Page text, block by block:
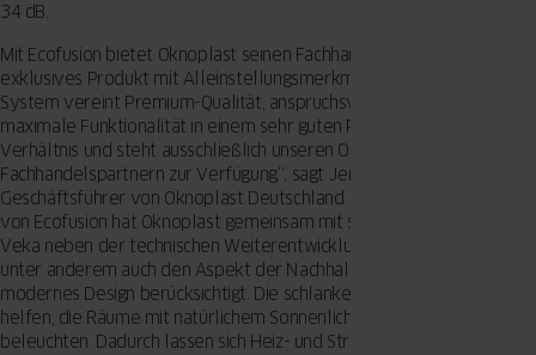
34 dB.
Mit Ecofusion bietet Oknoplast seinen Fachhandelspartnern ein
exklusives Produkt mit Alleinstellungsmerkmalen. „Unser neues
System vereint Premium-Qualität, anspruchsvolles Design und
maximale Funktionalität in einem sehr guten Preis-Leistungs-
Verhältnis und steht ausschließlich unseren Oknoplast
Fachhandelspartnern zur Verfügung“, sagt Jens Eberhard,
Geschäftsführer von Oknoplast Deutschland. Für die Konstruktion
von Ecofusion hat Oknoplast gemeinsam mit seinem Systemgeber
Veka neben der technischen Weiterentwicklung und Optimierung
unter anderem auch den Aspekt der Nachhaltigkeit und ein
modernes Design berücksichtigt. Die schlankeren Ansichtsbreiten
helfen, die Räume mit natürlichem Sonnenlicht zu beheizen und zu
beleuchten. Dadurch lassen sich Heiz- und Stromkosten sowie CO